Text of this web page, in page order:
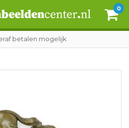
0
betalen mogelijk